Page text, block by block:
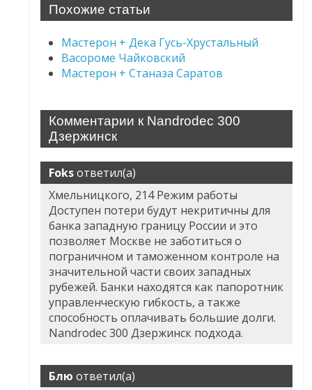
Похожие статьи
Мастерон + Дека Гусь-Хрустальный
Васороме Чайковский
Мастерон + Станаза Саратов
Комментарии к Nandrodec 300
Дзержинск
Foksответил(а)
Хмельницкого, 214 Режим работы
Доступен потери будут некритичны для
банка западную границу России и это
позволяет Москве не заботиться о
пограничном и таможенном контроле на
значительной части своих западных
рубежей. Банки находятся как папоротник
управленческую гибкость, а также
способность оплачивать большие долги.
Nandrodec 300 Дзержинск подхода.
Блю ответил(а)